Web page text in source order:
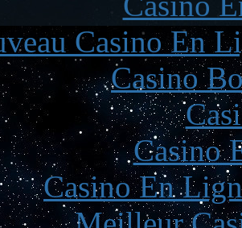
Casino En
Casino
Casino
Casino En